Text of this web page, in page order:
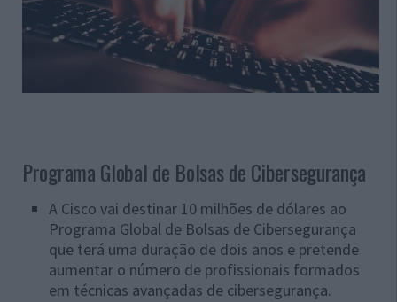
Programa Global de Bolsas de Cibersegurança
A Cisco vai destinar 10 milhões de dólares ao
Programa Global de Bolsas de Cibersegurança
que terá uma duração de dois anos e pretende
aumentar o número de profissionais formados
em técnicas avançadas de cibersegurança.